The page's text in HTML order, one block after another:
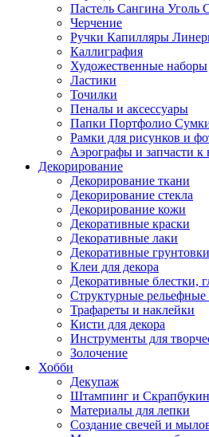
Пастель Сангина Уголь
Черчение
Ручки Капилляры
Каллиграфия
Художественные наборы
Ластики
Точилки
Пеналы и аксессуары
Папки Портфолио
Рамки для рисунков и
Аэрографы и запчасти к
Декорирование
Декорирование ткани
Декорирование стекла
Декорирование кожи
Декоративные краски
Декоративные лаки
Декоративные грунтовки
Клеи для декора
Декоративные блестки,
Структурные рельефные
Трафареты и наклейки
Кисти для декора
Инструменты для
Золочение
Хобби
Декупаж
Штампинг и
Материалы для лепки
Создание свечей и